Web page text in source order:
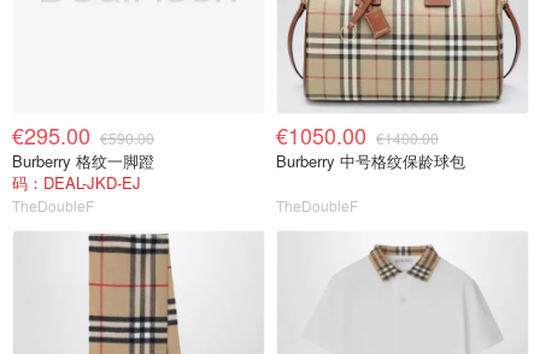
€295.00 €590.00
Burberry 格纹一脚蹬
码：DEAL-JKD-EJ
TheDoubleF
€1050.00 €1400.00
Burberry 中号格纹保龄球包
TheDoubleF